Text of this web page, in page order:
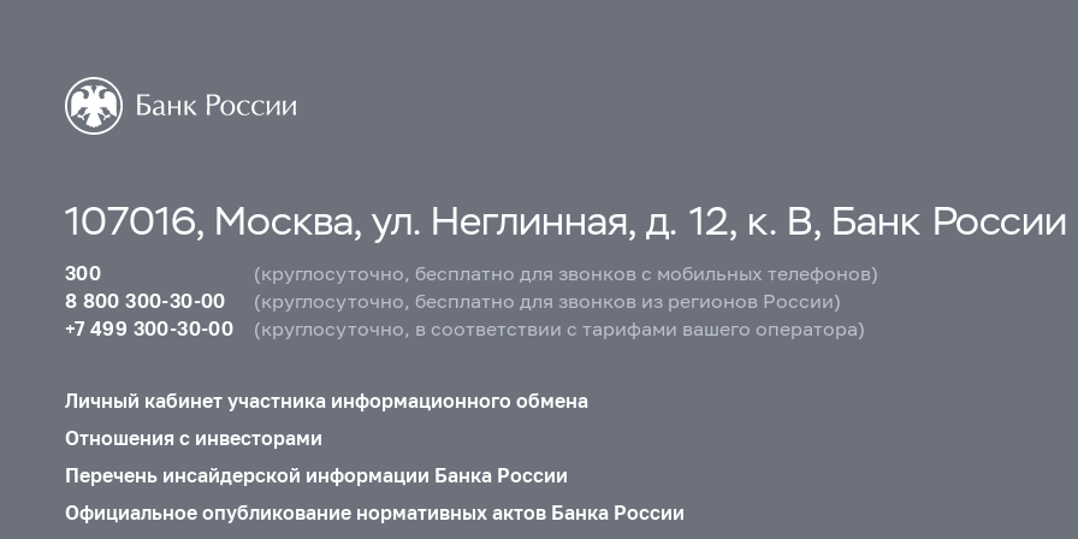
107016, Москва, ул. Неглинная, д. 12, к. В, Банк России
300
(круглосуточно, бесплатно для звонков с мобильных телефонов)
8 800 300-30-00
(круглосуточно, бесплатно для звонков из регионов России)
+7 499 300-30-00
(круглосуточно, в соответствии с тарифами вашего оператора)
Личный кабинет участника информационного обмена
Отношения с инвесторами
Перечень инсайдерской информации Банка России
Официальное опубликование нормативных актов Банка России